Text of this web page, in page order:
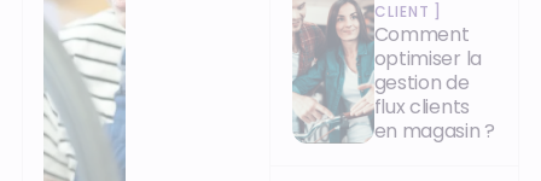
CLIENT
Comment
optimiser la
gestion de
flux clients
en magasin ?